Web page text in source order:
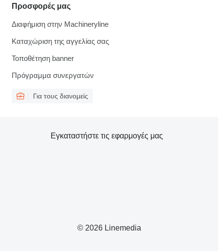
Προσφορές μας
Διαφήμιση στην Machineryline
Καταχώριση της αγγελίας σας
Τοποθέτηση banner
Πρόγραμμα συνεργατών
Για τους διανομείς
© 2026 Linemedia
Εγκαταστήστε τις εφαρμογές μας